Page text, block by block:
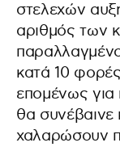
στελεχών
αριθμός των
παραλλαγμένο
κατά 10
επομένως για
θα συνέβαινε
χαλαρώσουν